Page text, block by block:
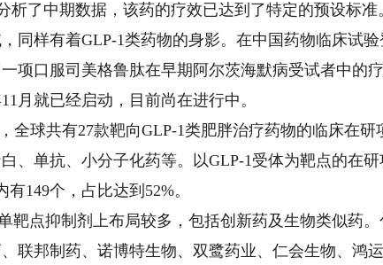
析了中期数据，该药的疗效已达到了特定的预设标准
样有着GLP-1类药物的身影。在中国药物临床试验
项口服司美格鲁肽在早期阿尔茨海默病受试者中的
月就已经启动，目前尚在进行中。
球共有27款靶向GLP-1类肥胖治疗药物的临床在研
、单抗、小分子化药等。以GLP-1受体为靶点的在
149个，占比达到52%。
点抑制剂上布局较多，包括创新药及生物类似药。
联邦制药、诺博特生物、双鹭药业、仁会生物、鸿